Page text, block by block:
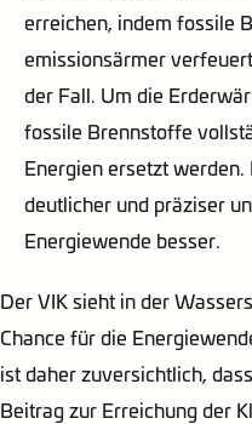
erreichen, indem fossile
emissionsärmer
der Fall. Um die
fossile Brennstoffe
Energien ersetzt
deutlicher und präziser
Energiewende besser.
Der VIK sieht in der
Chance für die
ist daher zuversichtlich,
Beitrag zur Erreichung der